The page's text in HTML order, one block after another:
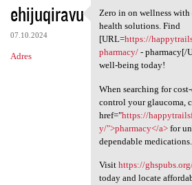
ehijuqiravu
07.10.2024
Adres
Zero in on wellness
Zero in on wellness
health solutions. Find
[URL=https://
pharmacy/- pharmacy[/
well-being today!
When searching for
control your glaucoma,
href="https://
y/">pharmacy</a>for
dependable medications.
Visit https://
today and locate